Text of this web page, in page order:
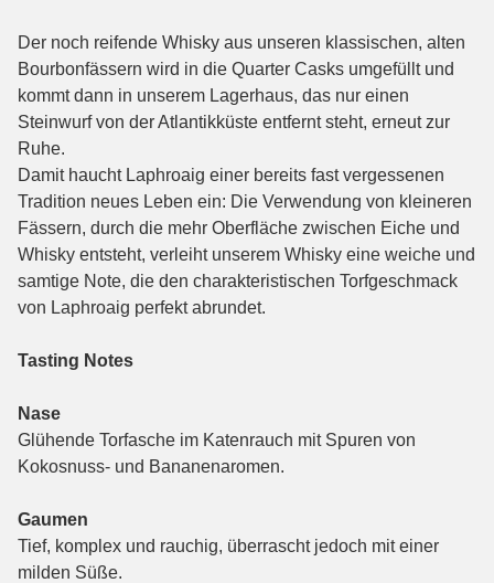
Der noch reifende Whisky aus unseren klassischen, alten
Bourbonfässern wird in die Quarter Casks umgefüllt und
kommt dann in unserem Lagerhaus, das nur einen
Steinwurf von der Atlantikküste entfernt steht, erneut zur
Ruhe.
Damit haucht Laphroaig einer bereits fast vergessenen
Tradition neues Leben ein: Die Verwendung von kleineren
Fässern, durch die mehr Oberfläche zwischen Eiche und
Whisky entsteht, verleiht unserem Whisky eine weiche und
samtige Note, die den charakteristischen Torfgeschmack
von Laphroaig perfekt abrundet.
Tasting Notes
Nase
Glühende Torfasche im Katenrauch mit Spuren von
Kokosnuss- und Bananenaromen.
Gaumen
Tief, komplex und rauchig, überrascht jedoch mit einer
milden Süße.